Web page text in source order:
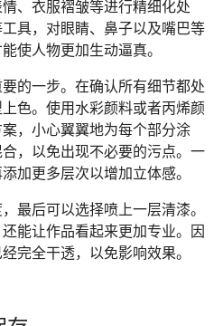
、衣服褶皱等进行精细化处
具，对眼睛、鼻子以及嘴巴等
使人物更加生动逼真。
的一步。在确认所有细节都处
色。使用水彩颜料或者丙烯颜
，小心翼翼地为每个部分涂
，以免出现不必要的污点。一
加更多层次以增加立体感。
最后可以选择喷上一层清漆。
能让作品看起来更加专业。因
完全干透，以免影响效果。